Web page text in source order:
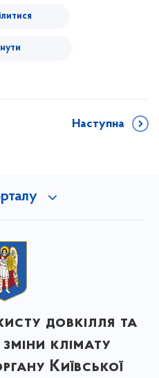
Наступна
довкілля та
клімату
Київської